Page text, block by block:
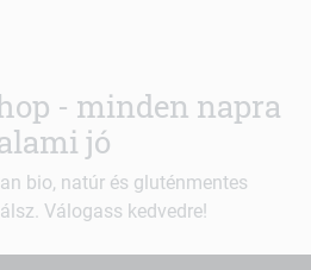
- minden napra
jó
bio, natúr és gluténmentes
Válogass kedvedre!